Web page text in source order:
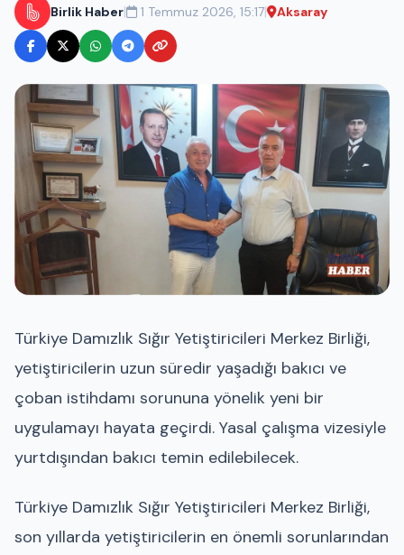
Birlik Haber| 1 Temmuz 2026, 15:17| Aksaray
Türkiye Damızlık Sığır Yetiştiricileri Merkez Birliği,
yetiştiricilerin uzun süredir yaşadığı bakıcı ve
çoban istihdamı sorununa yönelik yeni bir
uygulamayı hayata geçirdi. Yasal çalışma vizesiyle
yurtdışından bakıcı temin edilebilecek.
Türkiye Damızlık Sığır Yetiştiricileri Merkez Birliği,
son yıllarda yetiştiricilerin en önemli sorunlarından